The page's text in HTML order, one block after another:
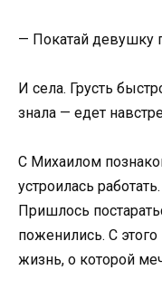
— Покатай девушку
И села. Грусть
знала — едет
С Михаилом
устроилась
Пришлось
поженились. С
жизнь, о которой